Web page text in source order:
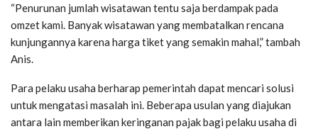
“Penurunan jumlah wisatawan tentu saja berdampak pada
omzet kami. Banyak wisatawan yang membatalkan rencana
kunjungannya karena harga tiket yang semakin mahal,” tambah
Anis.
Para pelaku usaha berharap pemerintah dapat mencari solusi
untuk mengatasi masalah ini. Beberapa usulan yang diajukan
antara lain memberikan keringanan pajak bagi pelaku usaha di